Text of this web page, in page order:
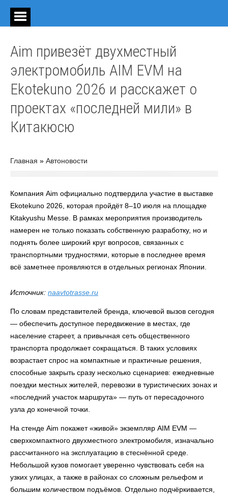
Aim привезёт двухместный
электромобиль AIM EVM на
Ekotekuno 2026 и расскажет о
проектах «последней мили» в
Китакюсю
Главная » Автоновости
Компания Aim официально подтвердила участие в выставке
Ekotekuno 2026, которая пройдёт 8–10 июля на площадке
Kitakyushu Messe. В рамках мероприятия производитель
намерен не только показать собственную разработку, но и
поднять более широкий круг вопросов, связанных с
транспортными трудностями, которые в последнее время
всё заметнее проявляются в отдельных регионах Японии.
Источник: naavtotrasse.ru
По словам представителей бренда, ключевой вызов сегодня
— обеспечить доступное передвижение в местах, где
население стареет, а привычная сеть общественного
транспорта продолжает сокращаться. В таких условиях
возрастает спрос на компактные и практичные решения,
способные закрыть сразу несколько сценариев: ежедневные
поездки местных жителей, перевозки в туристических зонах и
«последний участок маршрута» — путь от пересадочного
узла до конечной точки.
На стенде Aim покажет «живой» экземпляр AIM EVM —
сверхкомпактного двухместного электромобиля, изначально
рассчитанного на эксплуатацию в стеснённой среде.
Небольшой кузов помогает уверенно чувствовать себя на
узких улицах, а также в районах со сложным рельефом и
большим количеством подъёмов. Отдельно подчёркивается,